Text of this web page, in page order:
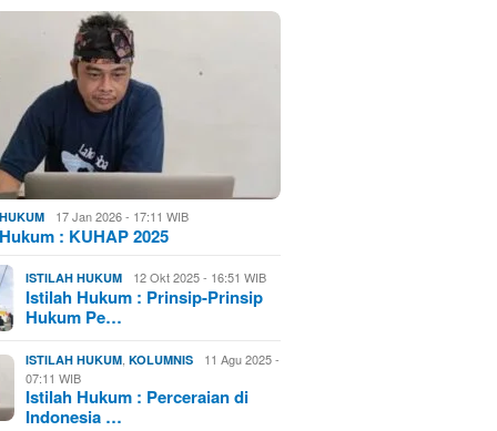
17 Jan 2026 - 17:11 WIB
: KUHAP 2025
ISTILAH HUKUM 12 Okt 2025 - 16:51 WIB
Istilah Hukum : Prinsip-Prinsip
Hukum Pe…
ISTILAH HUKUM ,KOLUMNIS
11 Agu 2025 -
07:11 WIB
Istilah Hukum : Perceraian di
Indonesia …